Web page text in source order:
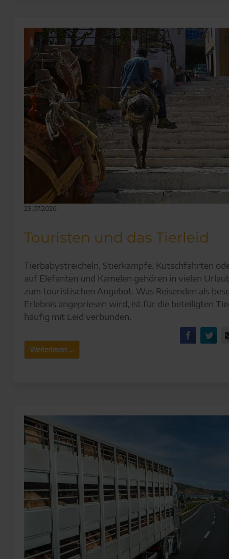
29.07.2026
Touristen und das Tierleid
Tierbabystreicheln, Stierkämpfe, Kutschfahrten
auf Elefanten und Kamelen gehören in vielen
zum touristischen Angebot. Was Reisenden als
Erlebnis angepriesen wird, ist für die beteiligten
häufig mit Leid verbunden.
Weiterlesen …
und